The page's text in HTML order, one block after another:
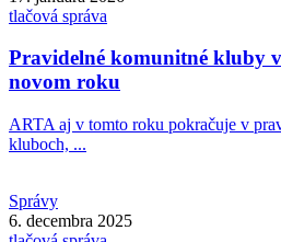
tlačová správa
Pravidelné komunitné kluby
novom roku
ARTA aj v tomto roku pokračuje v
kluboch, ...
Správy
6. decembra 2025